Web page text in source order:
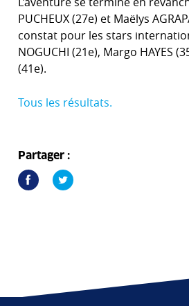
PUCHEUX (27e) et Maëlys
constat pour les stars
NOGUCHI (21e), Margo HAYES
(41e).
Tous les résultats.
Partager :